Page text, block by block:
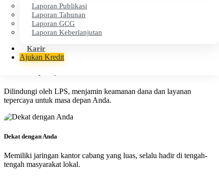
Laporan Publikasi
Laporan Tahunan
Laporan GCG
Laporan Keberlanjutan
Karir
Ajukan Kredit
Cepat & Efisien
Proses layanan cepat dan transparan untuk kenyamanan operasional
finansial Anda.
Dilindungi oleh LPS, menjamin keamanan dana dan layanan
tepercaya untuk masa depan Anda.
Dekat dengan Anda
Memiliki jaringan kantor cabang yang luas, selalu hadir di tengah-
tengah masyarakat lokal.